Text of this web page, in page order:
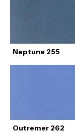
Neptune 255
Outremer 262